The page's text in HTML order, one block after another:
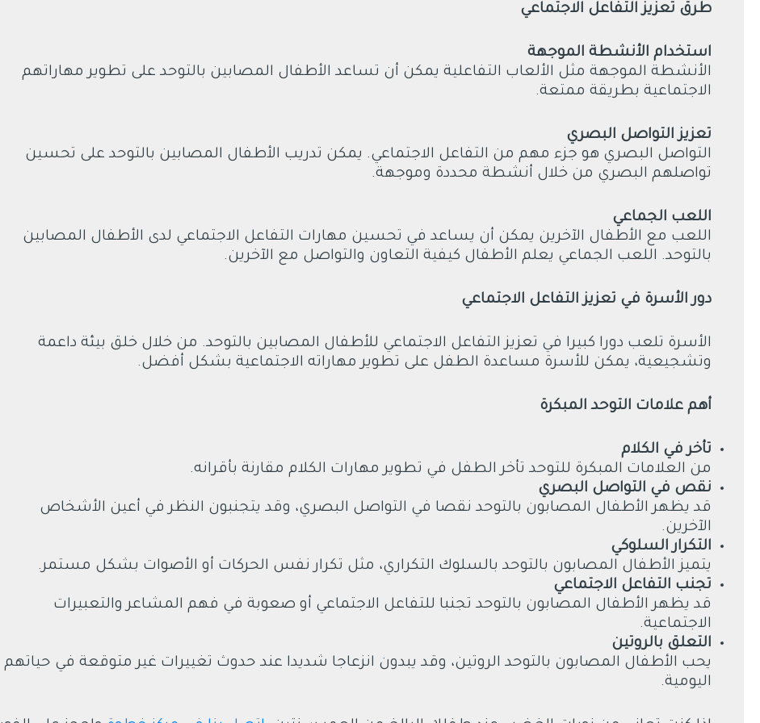
طرق تعزيز التفاعل الاجتماعي
استخدام الأنشطة الموجهة
الأنشطة الموجهة مثل الألعاب التفاعلية يمكن أن تساعد الأطفال المصابين بالتوحد على تطوير مهاراتهم
الاجتماعية بطريقة ممتعة.
تعزيز التواصل البصري
التواصل البصري هو جزء مهم من التفاعل الاجتماعي. يمكن تدريب الأطفال المصابين بالتوحد على تحسين
تواصلهم البصري من خلال أنشطة محددة وموجهة.
اللعب الجماعي
اللعب مع الأطفال الآخرين يمكن أن يساعد في تحسين مهارات التفاعل الاجتماعي لدى الأطفال المصابين
بالتوحد. اللعب الجماعي يعلم الأطفال كيفية التعاون والتواصل مع الآخرين.
دور الأسرة في تعزيز التفاعل الاجتماعي
الأسرة تلعب دورا كبيرا في تعزيز التفاعل الاجتماعي للأطفال المصابين بالتوحد. من خلال خلق بيئة داعمة
وتشجيعية، يمكن للأسرة مساعدة الطفل على تطوير مهاراته الاجتماعية بشكل أفضل.
أهم علامات التوحد المبكرة
تأخر في الكلام
من العلامات المبكرة للتوحد تأخر الطفل في تطوير مهارات الكلام مقارنة بأقرانه.
نقص في التواصل البصري
قد يظهر الأطفال المصابون بالتوحد نقصا في التواصل البصري، وقد يتجنبون النظر في أعين الأشخاص
الآخرين.
التكرار السلوكي
يتميز الأطفال المصابون بالتوحد بالسلوك التكراري، مثل تكرار نفس الحركات أو الأصوات بشكل مستمر.
تجنب التفاعل الاجتماعي
قد يظهر الأطفال المصابون بالتوحد تجنبا للتفاعل الاجتماعي أو صعوبة في فهم المشاعر والتعبيرات
الاجتماعية.
التعلق بالروتين
يحب الأطفال المصابون بالتوحد الروتين، وقد يبدون انزعاجا شديدا عند حدوث تغييرات غير متوقعة في حياتهم
اليومية.